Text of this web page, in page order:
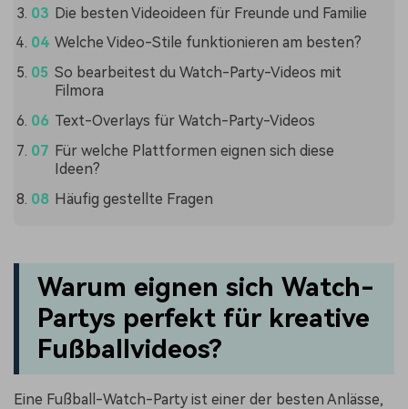
Die besten Videoideen für Freunde und Familie
Welche Video-Stile funktionieren am besten?
So bearbeitest du Watch-Party-Videos mit
Filmora
Text-Overlays für Watch-Party-Videos
Für welche Plattformen eignen sich diese
Ideen?
Häufig gestellte Fragen
Warum eignen sich Watch-
Partys perfekt für kreative
Fußballvideos?
Eine Fußball-Watch-Party ist einer der besten Anlässe,